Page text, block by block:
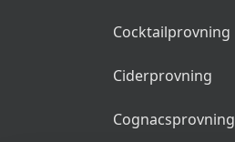
Cocktailprovning
Ciderprovning
Cognacsprovning